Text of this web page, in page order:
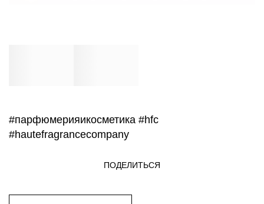
#парфюмерияикосметика #hfc
#hautefragrancecompany
ПОДЕЛИТЬСЯ